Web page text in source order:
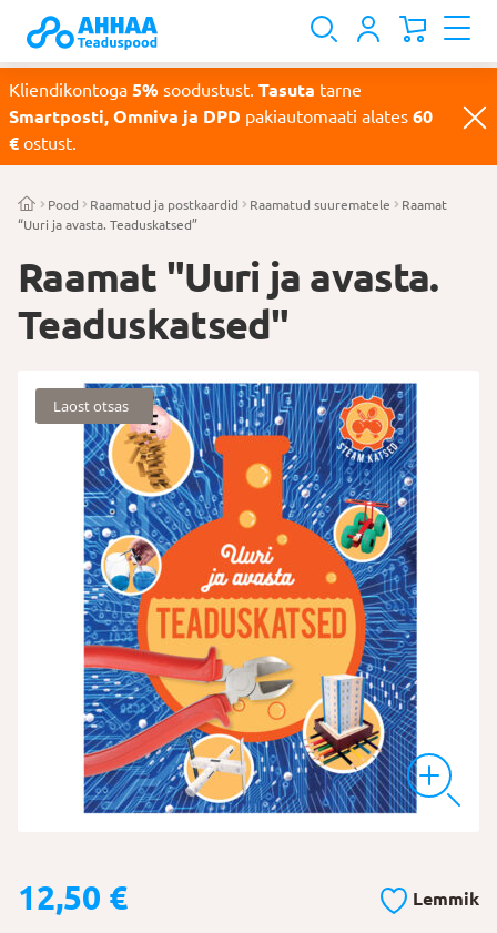
Kliendikontoga 5% soodustust. Tasuta tarne
Smartposti, Omniva ja DPD pakiautomaati alates 60
€ ostust.
Pood Raamatud ja postkaardid Raamatud suurematele
Raamat
“Uuri ja avasta. Teaduskatsed”
Raamat "Uuri ja avasta.
Teaduskatsed"
Laost otsas
12,50 € Lemmik